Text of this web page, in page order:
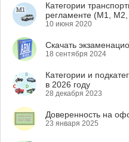
Категории
регламенте (M1,
10 июня 2020
Скачать
18 сентября 2024
Категории и
в 2026 году
28 декабря 2023
Доверенность на
23 января 2025